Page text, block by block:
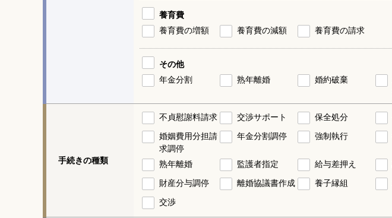
養育費
養育費の増額
養育費の減額 養育費の請求
その他
年金分割
熟年離婚 婚約破棄
手続きの種類
不貞慰謝料請求 交渉サポート 保全処分
婚姻費用分担請
求調停
年金分割調停 強制執行
熟年離婚 監護者指定 給与差押え
財産分与調停
離婚協議書作成 養子縁組
交渉